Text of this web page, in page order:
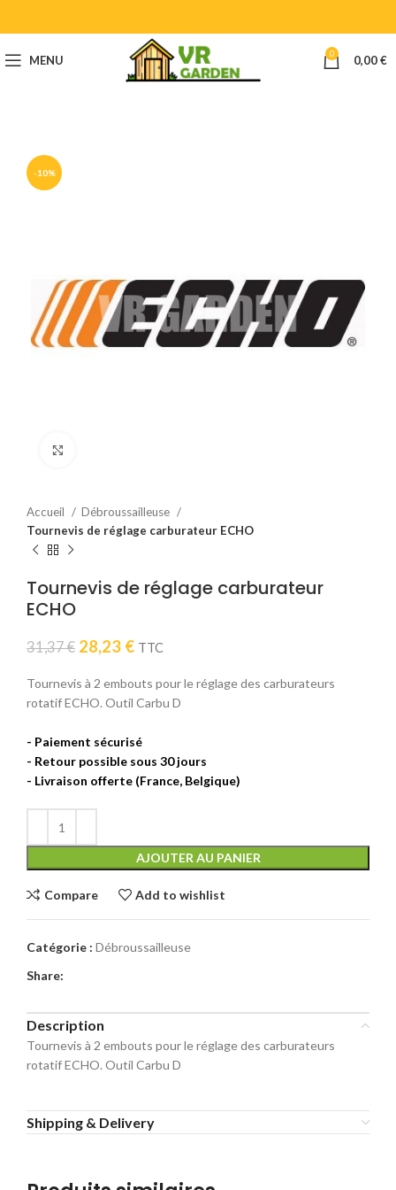
MENU 0 0,00€
-10%
Accueil
Débroussailleuse
Tournevis de réglage carburateur ECHO
Tournevis de réglage carburateur
ECHO
31,37€ Le
initial
était :
28,23 €Le
actuel
est :
TTC
Tournevis à 2 embouts pour le réglage des carburateurs
rotatif ECHO. Outil Carbu D
AJOUTER AU PANIER
Compare Add to wishlist
Catégorie : Débroussailleuse
Share:
Description
Tournevis à 2 embouts pour le réglage des carburateurs
rotatif ECHO. Outil Carbu D
Shipping & Delivery